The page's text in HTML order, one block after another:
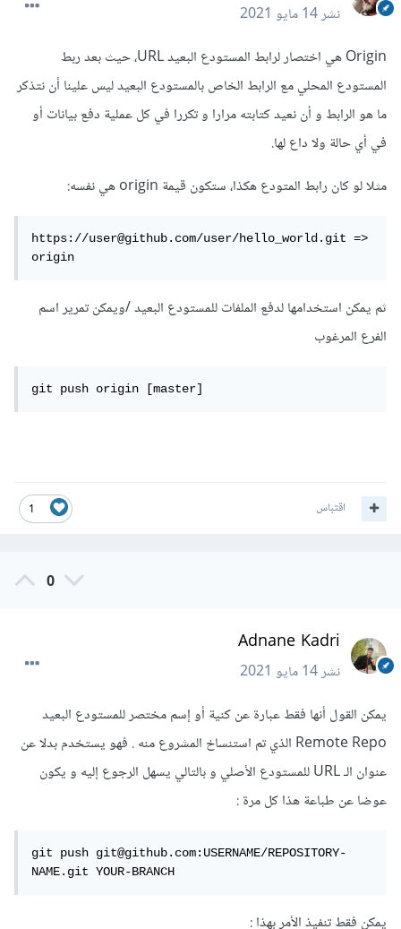
نشر14 مايو 2021
Origin هي اختصار لرابط المستودع البعيد URL، حيث بعد ربط
المستودع المحلي مع الرابط الخاص بالمستودع البعيد ليس علينا أن نتذكر
ما هو الرابط و أن نعيد كتابته مرارا و تكررا في كل عملية دفع بيانات أو
في أي حالة ولا داع لها.
مثلا لو كان رابط المتودع هكذا، ستكون قيمة origin هي نفسه:
https://user@github.com/user/hello_world.git =>
origin
ثم يمكن استخدامها لدفع الملفات للمستودع البعيد /ويمكن تمرير اسم
الفرع المرغوب
git push origin [master]
1 اقتباس
0
Adnane Kadri
نشر14 مايو 2021
يمكن القول أنها فقط عبارة عن كنية أو إسم مختصر للمستودع البعيد
Remote Repo الذي تم استنساخ المشروع منه . فهو يستخدم بدلا عن
عنوان الـ URL للمستودع الأصلي و بالتالي يسهل الرجوع إليه و يكون
عوضا عن طباعة هذا كل مرة :
git push git@github.com:USERNAME/REPOSITORY-
NAME.git YOUR-BRANCH
يمكن فقط تنفيذ الأمر بهذا :